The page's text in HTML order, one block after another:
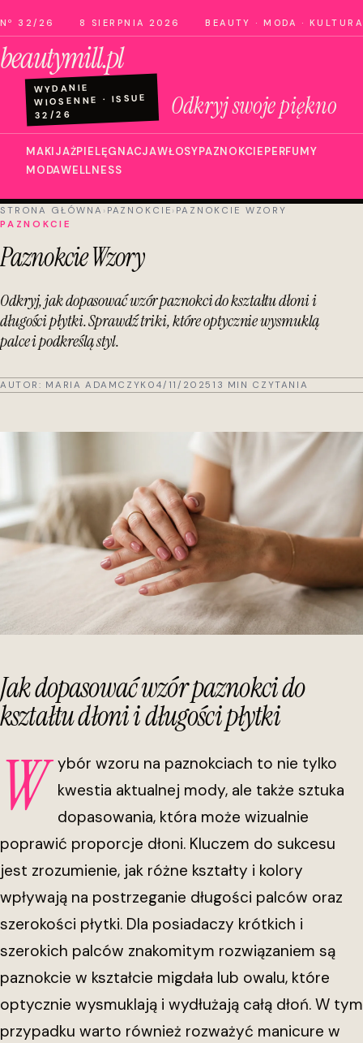
Nº 32/26 8 SIERPNIA 2026 BEAUTY · MODA · KULTURA
beautymill.pl
WYDANIE
WIOSENNE · ISSUE
32/26 Odkryj swoje piękno
MAKIJAŻPIELĘGNACJAWŁOSYPAZNOKCIEPERFUMY
MODAWELLNESS
STRONA GŁÓWNA › PAZNOKCIE › PAZNOKCIE WZORY
PAZNOKCIE
Paznokcie Wzory
Odkryj, jak dopasować wzór paznokci do kształtu dłoni i
długości płytki. Sprawdź triki, które optycznie wysmuklą
palce i podkreślą styl.
AUTOR: MARIA ADAMCZYK 04/11/2025 13 MIN CZYTANIA
Jak dopasować wzór paznokci do
kształtu dłoni i długości płytki
W
ybór wzoru na paznokciach to nie tylko
kwestia aktualnej mody, ale także sztuka
dopasowania, która może wizualnie
poprawić proporcje dłoni. Kluczem do sukcesu
jest zrozumienie, jak różne kształty i kolory
wpływają na postrzeganie długości palców oraz
szerokości płytki. Dla posiadaczy krótkich i
szerokich palców znakomitym rozwiązaniem są
paznokcie w kształcie migdała lub owalu, które
optycznie wysmuklają i wydłużają całą dłoń. W tym
przypadku warto również rozważyć manicure w